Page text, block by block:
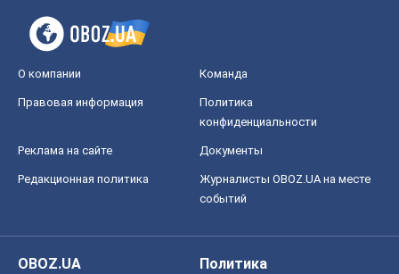
О компании Команда
Правовая информация
Политика
конфиденциальности
Реклама на сайте Документы
Редакционная политика
Журналисты OBOZ.UA на месте
событий
OBOZ.UA
Политика